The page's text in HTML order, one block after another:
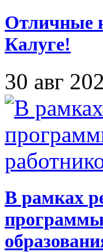
Отличные
Калуге!
30 авг
В рамках
программы